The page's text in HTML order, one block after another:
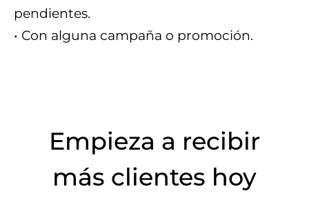
pendientes.
• Con alguna campaña o promoción.
Empieza a recibir
más clientes hoy